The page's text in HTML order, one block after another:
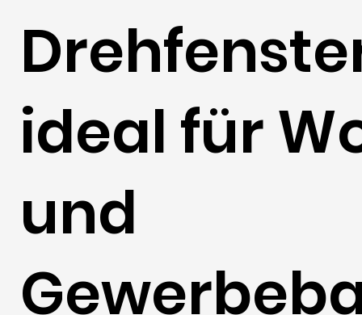
ideal für
und